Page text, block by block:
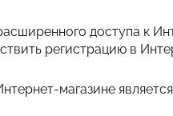
доступа к
регистрацию в
магазине